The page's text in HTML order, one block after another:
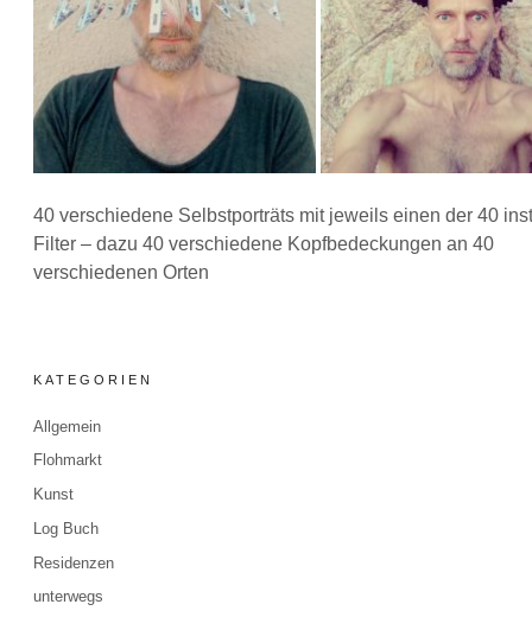
40 verschiedene Selbstporträts mit jeweils einen der 40
Filter – dazu 40 verschiedene Kopfbedeckungen an 40
verschiedenen Orten
KATEGORIEN
Allgemein
Flohmarkt
Kunst
Log Buch
Residenzen
unterwegs